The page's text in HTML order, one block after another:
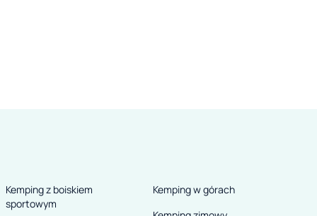
Kemping z boiskiem
sportowym
Kemping w górach